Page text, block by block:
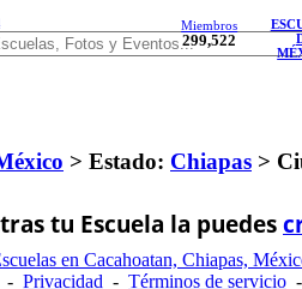
Miembros
299,522
> Estado: Chiapas >
tu Escuela la puedes
- Privacidad - Términos de servicio -